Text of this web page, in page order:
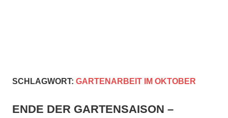
SCHLAGWORT: GARTENARBEIT IM OKTOBER
ENDE DER GARTENSAISON –